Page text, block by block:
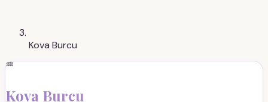
Kova Burcu
♒
Kova Burcu